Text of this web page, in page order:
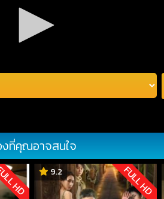
งที่คุณอาจสนใจ
HD 9.2 FULL HD